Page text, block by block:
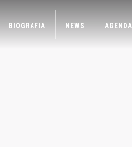
BIOGRAFIA NEWS AGENDA